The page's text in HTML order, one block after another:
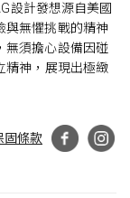
設計發想源自美國
與無懼挑戰的精神
無須擔心設備因碰
精神，展現出極緻
固條款